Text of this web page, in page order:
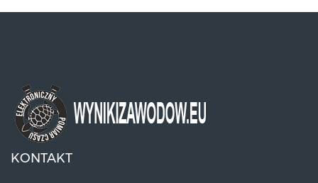
KONTAKT